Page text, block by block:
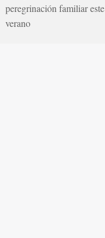
peregrinación familiar este
verano